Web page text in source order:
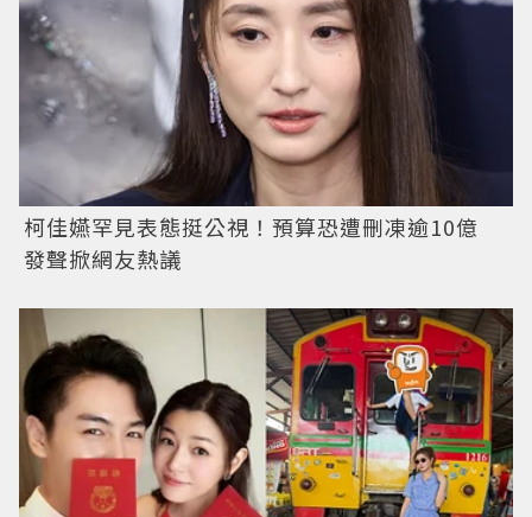
柯佳嬿罕見表態挺公視！預算恐遭刪凍逾10億
發聲掀網友熱議